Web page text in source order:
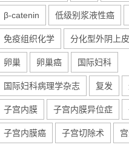
β-catenin 低级别浆液性癌
免疫组织化学 分化型外阴上
卵巢 卵巢癌 国际妇科
国际妇科病理学杂志 复发
子宫内膜 子宫内膜异位症
子宫内膜癌 子宫切除术